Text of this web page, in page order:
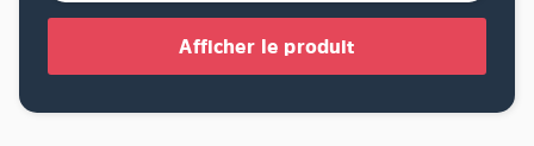
Afficher le produit